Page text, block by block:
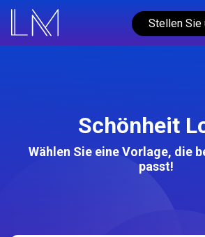
Stellen Sie
Schönheit
Wählen Sie eine Vorlage, die
passt!